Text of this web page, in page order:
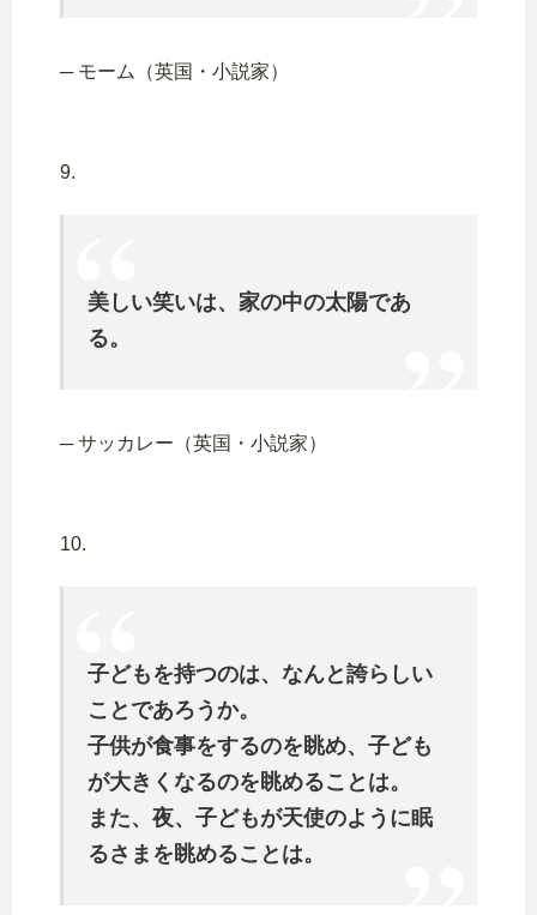
─ モーム（英国・小説家）
9.
美しい笑いは、家の中の太陽であ
る。
─ サッカレー（英国・小説家）
10.
子どもを持つのは、なんと誇らしい
ことであろうか。
子供が食事をするのを眺め、子ども
が大きくなるのを眺めることは。
また、夜、子どもが天使のように眠
るさまを眺めることは。